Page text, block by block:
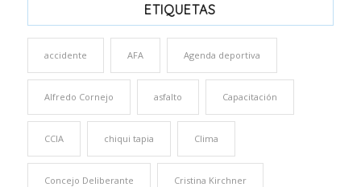
ETIQUETAS
accidente AFA Agenda deportiva
Alfredo Cornejo asfalto Capacitación
CCIA chiqui tapia Clima
Concejo Deliberante Cristina Kirchner